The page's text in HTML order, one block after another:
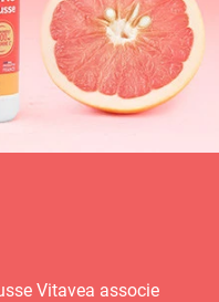
Vitavea associe